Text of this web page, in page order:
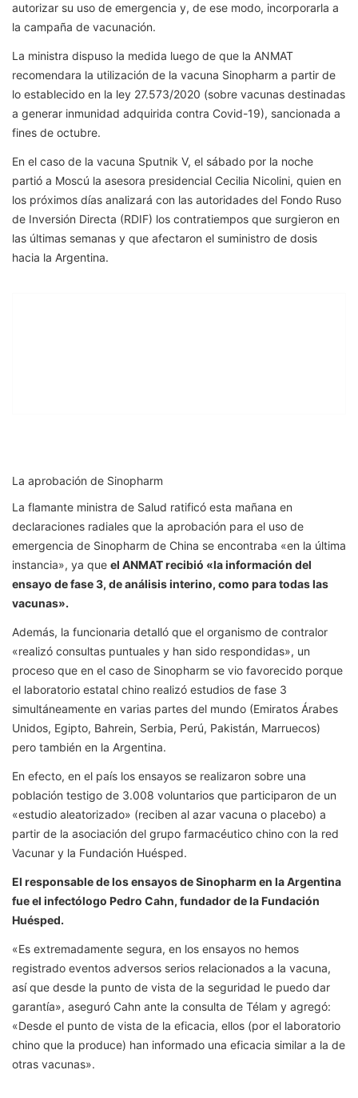
autorizar su uso de emergencia y, de ese modo, incorporarla a
la campaña de vacunación.
La ministra dispuso la medida luego de que la ANMAT
recomendara la utilización de la vacuna Sinopharm a partir de
lo establecido en la ley 27.573/2020 (sobre vacunas destinadas
a generar inmunidad adquirida contra Covid-19), sancionada a
fines de octubre.
En el caso de la vacuna Sputnik V, el sábado por la noche
partió a Moscú la asesora presidencial Cecilia Nicolini, quien en
los próximos días analizará con las autoridades del Fondo Ruso
de Inversión Directa (RDIF) los contratiempos que surgieron en
las últimas semanas y que afectaron el suministro de dosis
hacia la Argentina.
La aprobación de Sinopharm
La flamante ministra de Salud ratificó esta mañana en
declaraciones radiales que la aprobación para el uso de
emergencia de Sinopharm de China se encontraba «en la última
instancia», ya que el ANMAT recibió «la información del
ensayo de fase 3, de análisis interino, como para todas las
vacunas».
Además, la funcionaria detalló que el organismo de contralor
«realizó consultas puntuales y han sido respondidas», un
proceso que en el caso de Sinopharm se vio favorecido porque
el laboratorio estatal chino realizó estudios de fase 3
simultáneamente en varias partes del mundo (Emiratos Árabes
Unidos, Egipto, Bahrein, Serbia, Perú, Pakistán, Marruecos)
pero también en la Argentina.
En efecto, en el país los ensayos se realizaron sobre una
población testigo de 3.008 voluntarios que participaron de un
«estudio aleatorizado» (reciben al azar vacuna o placebo) a
partir de la asociación del grupo farmacéutico chino con la red
Vacunar y la Fundación Huésped.
El responsable de los ensayos de Sinopharm en la Argentina
fue el infectólogo Pedro Cahn, fundador de la Fundación
Huésped.
«Es extremadamente segura, en los ensayos no hemos
registrado eventos adversos serios relacionados a la vacuna,
así que desde la punto de vista de la seguridad le puedo dar
garantía», aseguró Cahn ante la consulta de Télam y agregó:
«Desde el punto de vista de la eficacia, ellos (por el laboratorio
chino que la produce) han informado una eficacia similar a la de
otras vacunas».